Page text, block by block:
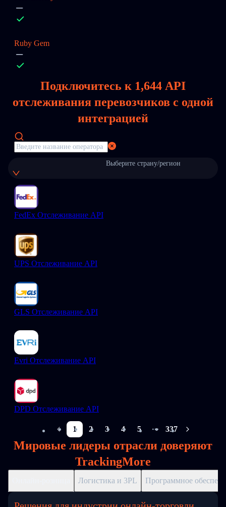
Ruby Gem
Подключитесь к 1,644 API
отслеживания перевозчиков с одной
интеграцией
Выберите страну/регион
FedEx Отслеживание API
UPS Отслеживание API
GLS Отслеживание API
Evri Отслеживание API
DPD Отслеживание API
1 2 3 4 5
More pages
337
Мировые лидеры отрасли доверяют
TrackingMore
Логистика и 3PL Программное